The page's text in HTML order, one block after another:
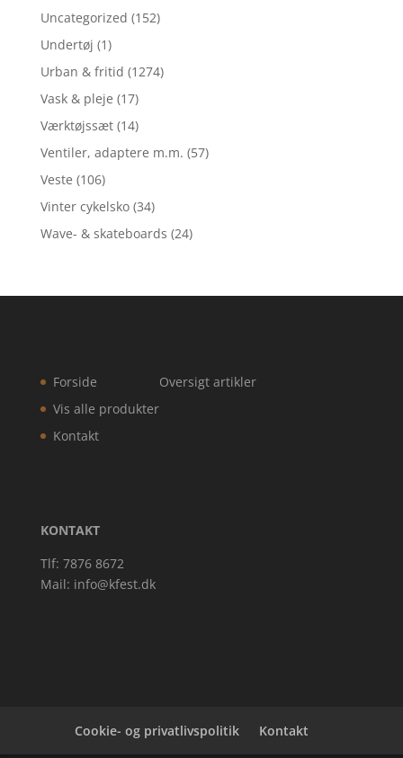
Uncategorized (152)
Undertøj (1)
Urban & fritid (1274)
Vask & pleje (17)
Værktøjssæt (14)
Ventiler, adaptere m.m. (57)
Veste (106)
Vinter cykelsko (34)
Wave- & skateboards (24)
Forside
Vis alle produkter
Kontakt
Oversigt artikler
KONTAKT
Tlf: 7876 8672
Mail: info@kfest.dk
Cookie- og privatlivspolitik Kontakt